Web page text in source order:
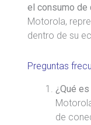
el consumo
Motorola,
dentro de su
Preguntas
¿Qué
de